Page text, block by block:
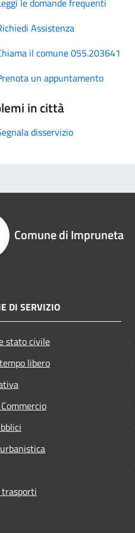
Assistenza
il comune 055.203641
un appuntamento
in città
disservizio
Comune di Impruneta
DI SERVIZIO
stato civile
libero